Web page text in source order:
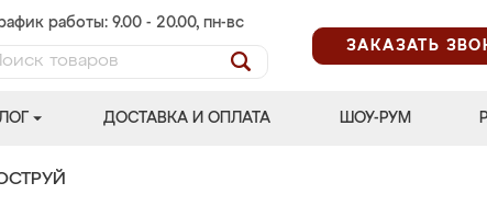
работы: 9.00 - 20.00, пн-вс
ЗАКАЗАТЬ
ДОСТАВКА И ОПЛАТА ШОУ-РУМ